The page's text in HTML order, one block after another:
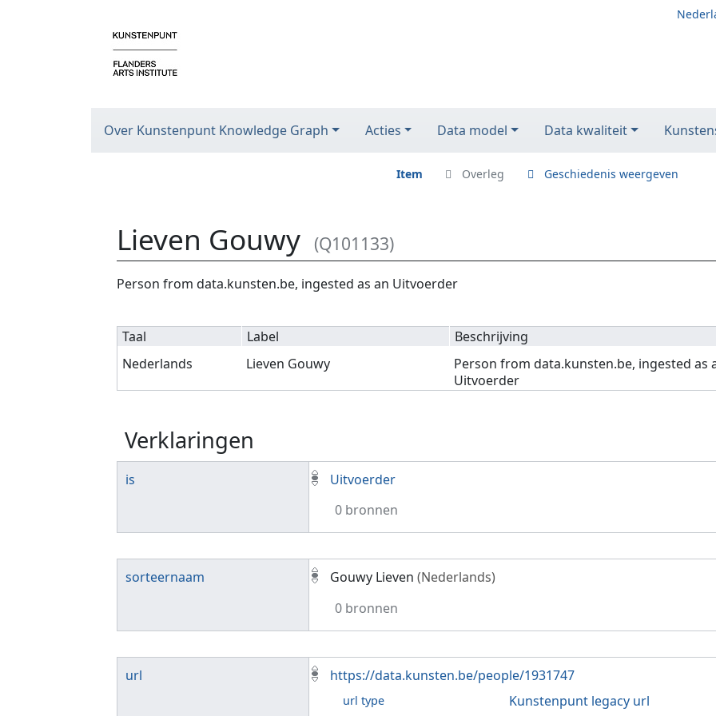
Over Kunstenpunt Knowledge Graph Acties Data model Data kwaliteit
Item Overleg Geschiedenis weergeven
Lieven Gouwy (Q101133)
Ga naar:navigatie,zoeken
Person from data.kunsten.be, ingested as an Uitvoerder
Taal Label
Beschrijving
Nederlands
Lieven Gouwy
Person from data.kunsten.be, ingested as
Uitvoerder
Verklaringen
is
Uitvoerder
0 bronnen
sorteernaam Gouwy Lieven (Nederlands)
0 bronnen
url https://data.kunsten.be/people/1931747
url type Kunstenpunt legacy url